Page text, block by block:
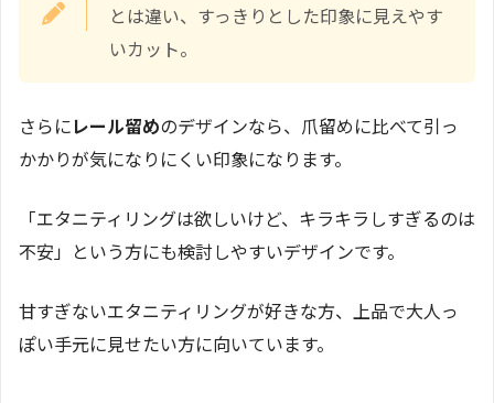
とは違い、すっきりとした印象に見えやす
いカット。
さらにレール留めのデザインなら、爪留めに比べて引っ
かかりが気になりにくい印象になります。
「エタニティリングは欲しいけど、キラキラしすぎるのは
不安」という方にも検討しやすいデザインです。
甘すぎないエタニティリングが好きな方、上品で大人っ
ぽい手元に見せたい方に向いています。